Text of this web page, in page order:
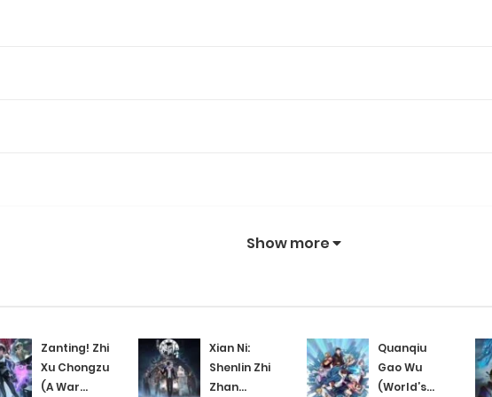
Show more
Zanting! Zhi
Xu Chongzu
(A War
Xian Ni:
Shenlin Zhi
Zhan
Quanqiu
Gao Wu
(World’s